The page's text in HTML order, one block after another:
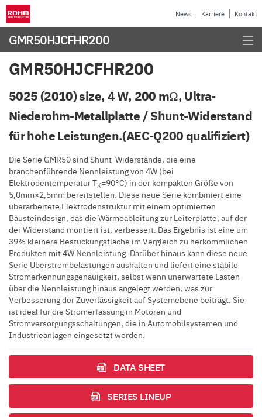
News Karriere Kontakt
GMR50HJCFHR200
GMR50HJCFHR200
5025 (2010) size, 4 W, 200 mΩ, Ultra-
Niederohm-Metallplatte / Shunt-Widerstand
für hohe Leistungen.(AEC-Q200 qualifiziert)
Die Serie GMR50 sind Shunt-Widerstände, die eine
branchenführende Nennleistung von 4W (bei
Elektrodentemperatur TK=90°C) in der kompakten Größe von
5,0mm×2,5mm bereitstellen. Diese neue Serie kombiniert eine
überarbeitete Elektrodenstruktur mit einem optimierten
Bausteindesign, das die Wärmeableitung zur Leiterplatte, auf der
der Widerstand montiert ist, verbessert. Das Ergebnis ist eine um
39% kleinere Bestückungsfläche im Vergleich zu herkömmlichen
Produkten mit 4W Nennleistung. Darüber hinaus kann diese neue
Serie Überstrombelastungen aushalten und liefert eine stabile
Stromerkennungsgenauigkeit, selbst wenn unerwartete Lasten
über die Nennleistung hinaus angelegt werden, was zur
Verbesserung der Zuverlässigkeit auf Systemebene beiträgt. Sie
ist ideal für die Stromerfassung in Motoren und
Stromversorgungsschaltungen, die in Automobilsystemen und
Industrieanlagen eingesetzt werden.
DATA SHEET
SERIES LINEUP